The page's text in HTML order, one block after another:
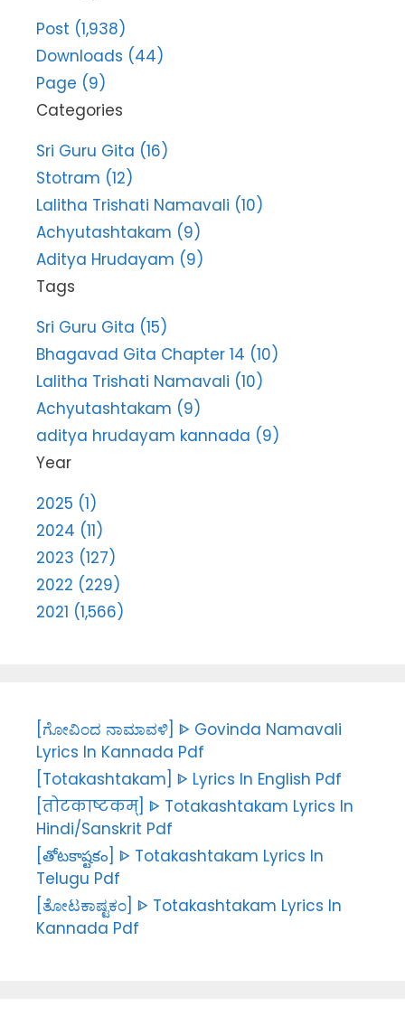
Post (1,938)
Downloads (44)
Page (9)
Categories
Sri Guru Gita (16)
Stotram (12)
Lalitha Trishati Namavali (10)
Achyutashtakam (9)
Aditya Hrudayam (9)
Tags
Sri Guru Gita (15)
Bhagavad Gita Chapter 14 (10)
Lalitha Trishati Namavali (10)
Achyutashtakam (9)
aditya hrudayam kannada (9)
Year
2025 (1)
2024 (11)
2023 (127)
2022 (229)
2021 (1,566)
[ಗೋವಿಂದ ನಾಮಾವಳಿ] ᐈ Govinda Namavali
Lyrics In Kannada Pdf
[Totakashtakam] ᐈ Lyrics In English Pdf
[तोटकाष्टकम्] ᐈ Totakashtakam Lyrics In
Hindi/Sanskrit Pdf
[తోటకాష్టకం] ᐈ Totakashtakam Lyrics In
Telugu Pdf
[ತೋಟಕಾಷ್ಟಕಂ] ᐈ Totakashtakam Lyrics In
Kannada Pdf